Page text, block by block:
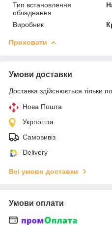
Тип встановлення
обладнання
Виробник
Приховати
Умови доставки
Доставка здійснюється тільки
Нова Пошта
Укрпошта
Самовивіз
Delivery
Всі умови доставки
Умови оплати